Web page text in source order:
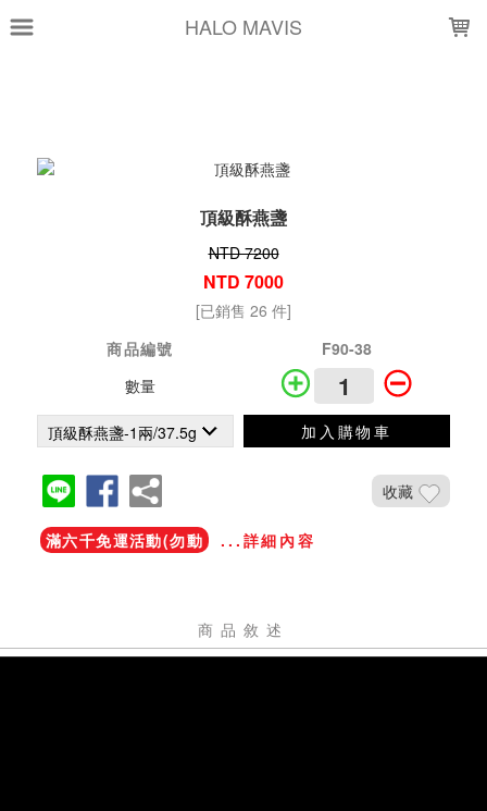
HALO MAVIS
頂級酥燕盞
NTD 7200
NTD 7000
[已銷售 26 件]
商品編號
F90-38
數量
加入購物車
收藏
滿六千免運活動(勿動 ...詳細內容
商品敘述